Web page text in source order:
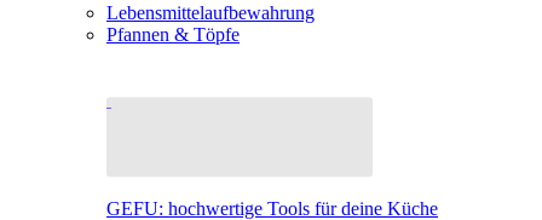
Lebensmittelaufbewahrung
Pfannen & Töpfe
GEFU: hochwertige Tools für deine Küche